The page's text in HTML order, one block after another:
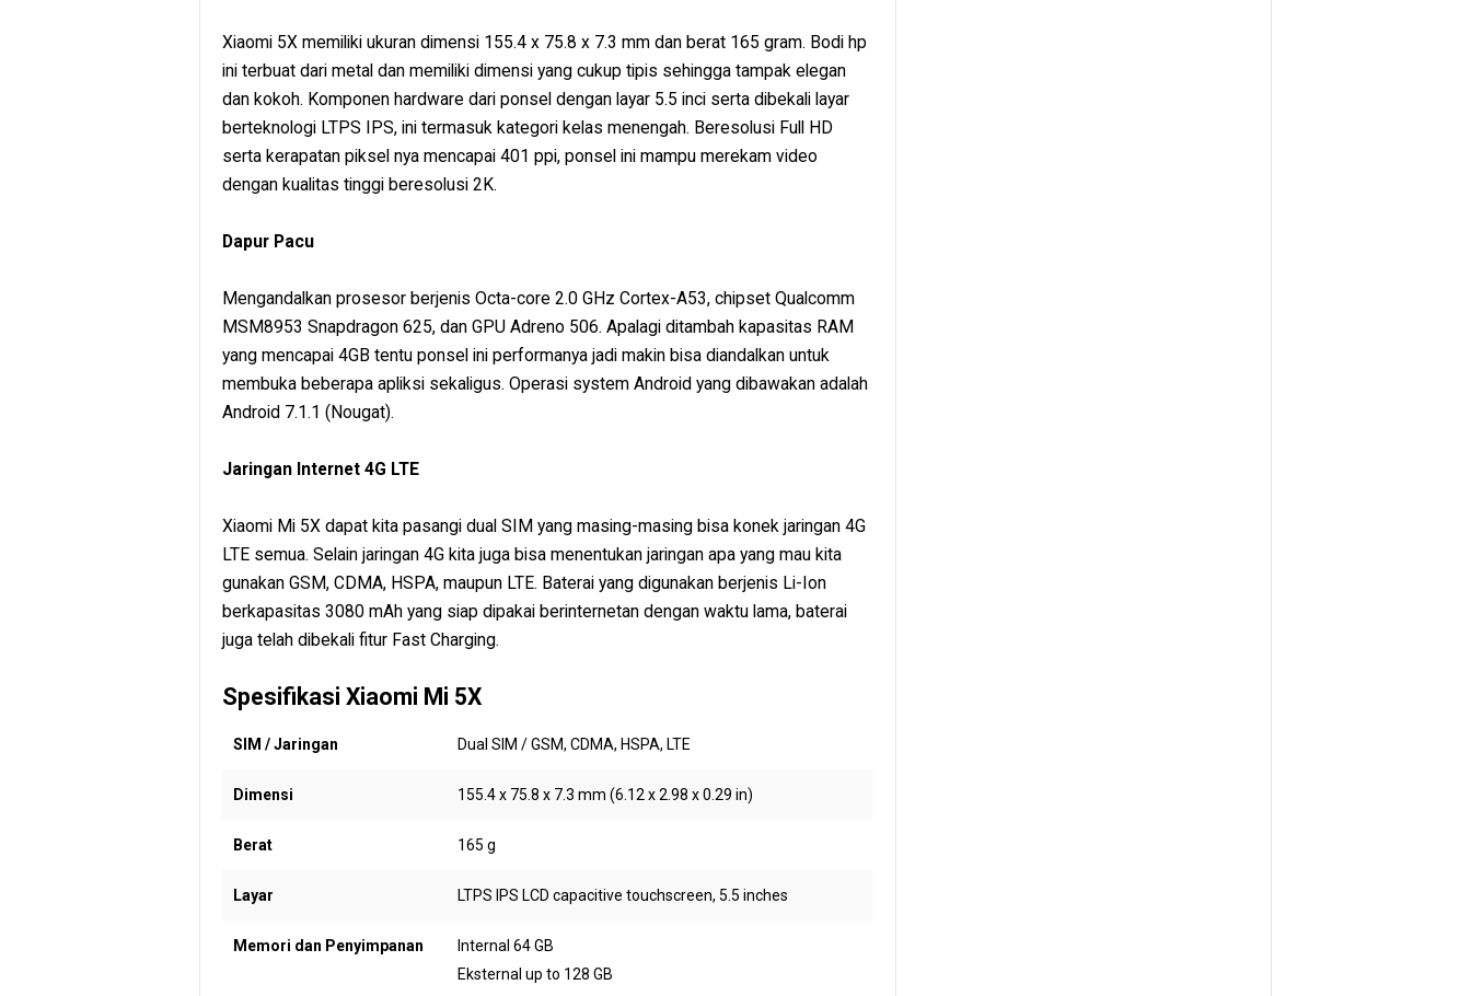
Xiaomi 5X memiliki ukuran dimensi 155.4 x 75.8 x 7.3 mm dan berat 165 gram. Bodi hp
ini terbuat dari metal dan memiliki dimensi yang cukup tipis sehingga tampak elegan
dan kokoh. Komponen hardware dari ponsel dengan layar 5.5 inci serta dibekali layar
berteknologi LTPS IPS, ini termasuk kategori kelas menengah. Beresolusi Full HD
serta kerapatan piksel nya mencapai 401 ppi, ponsel ini mampu merekam video
dengan kualitas tinggi beresolusi 2K.
Dapur Pacu
Mengandalkan prosesor berjenis Octa-core 2.0 GHz Cortex-A53, chipset Qualcomm
MSM8953 Snapdragon 625, dan GPU Adreno 506. Apalagi ditambah kapasitas RAM
yang mencapai 4GB tentu ponsel ini performanya jadi makin bisa diandalkan untuk
membuka beberapa apliksi sekaligus. Operasi system Android yang dibawakan adalah
Android 7.1.1 (Nougat).
Jaringan Internet 4G LTE
Xiaomi Mi 5X dapat kita pasangi dual SIM yang masing-masing bisa konek jaringan 4G
LTE semua. Selain jaringan 4G kita juga bisa menentukan jaringan apa yang mau kita
gunakan GSM, CDMA, HSPA, maupun LTE. Baterai yang digunakan berjenis Li-Ion
berkapasitas 3080 mAh yang siap dipakai berinternetan dengan waktu lama, baterai
juga telah dibekali fitur Fast Charging.
Spesifikasi Xiaomi Mi 5X
SIM / Jaringan Dual SIM / GSM, CDMA, HSPA, LTE
Dimensi 155.4 x 75.8 x 7.3 mm (6.12 x 2.98 x 0.29 in)
Berat 165 g
Layar LTPS IPS LCD capacitive touchscreen, 5.5 inches
Memori dan Penyimpanan
Internal 64 GB
Eksternal up to 128 GB